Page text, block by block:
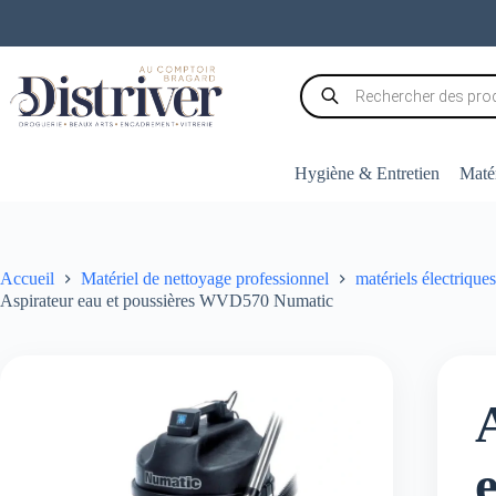
contenu
Recherche
de
produits
Hygiène & Entretien
Accueil Matériel de nettoyage professionnel
matériels électriques
Aspirateur eau et poussières WVD570 Numatic